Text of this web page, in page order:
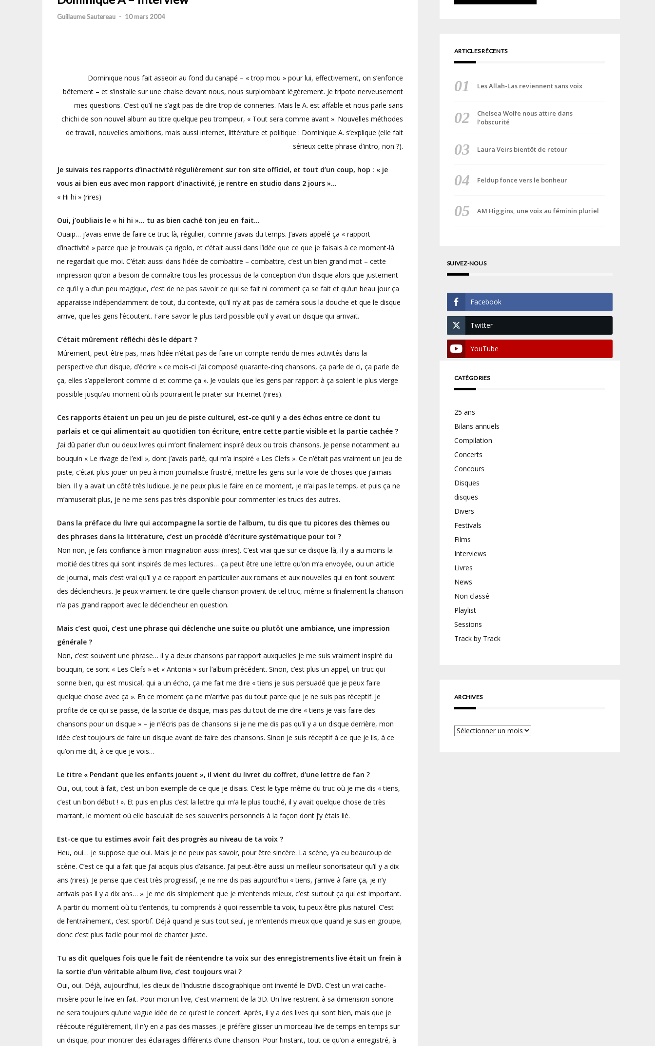
Guillaume Sautereau - 10 mars 2004
Dominique nous fait asseoir au fond du canapé – « trop mou » pour lui, effectivement, on s’enfonce
bêtement – et s’installe sur une chaise devant nous, nous surplombant légèrement. Je tripote nerveusement
mes questions. C’est qu’il ne s’agit pas de dire trop de conneries. Mais le A. est affable et nous parle sans
chichi de son nouvel album au titre quelque peu trompeur, « Tout sera comme avant ». Nouvelles méthodes
de travail, nouvelles ambitions, mais aussi internet, littérature et politique : Dominique A. s’explique (elle fait
sérieux cette phrase d’intro, non ?).
Je suivais tes rapports d’inactivité régulièrement sur ton site officiel, et tout d’un coup, hop : « je
vous ai bien eus avec mon rapport d’inactivité, je rentre en studio dans 2 jours »…
« Hi hi » (rires)
Oui, j’oubliais le « hi hi »… tu as bien caché ton jeu en fait…
Ouaip… j’avais envie de faire ce truc là, régulier, comme j’avais du temps. J’avais appelé ça « rapport
d’inactivité » parce que je trouvais ça rigolo, et c’était aussi dans l’idée que ce que je faisais à ce moment-là
ne regardait que moi. C’était aussi dans l’idée de combattre – combattre, c’est un bien grand mot – cette
impression qu’on a besoin de connaître tous les processus de la conception d’un disque alors que justement
ce qu’il y a d’un peu magique, c’est de ne pas savoir ce qui se fait ni comment ça se fait et qu’un beau jour ça
apparaisse indépendamment de tout, du contexte, qu’il n’y ait pas de caméra sous la douche et que le disque
arrive, que les gens l’écoutent. Faire savoir le plus tard possible qu’il y avait un disque qui arrivait.
C’était mûrement réfléchi dès le départ ?
Mûrement, peut-être pas, mais l’idée n’était pas de faire un compte-rendu de mes activités dans la
perspective d’un disque, d’écrire « ce mois-ci j’ai composé quarante-cinq chansons, ça parle de ci, ça parle de
ça, elles s’appelleront comme ci et comme ça ». Je voulais que les gens par rapport à ça soient le plus vierge
possible jusqu’au moment où ils pourraient le pirater sur Internet (rires).
Ces rapports étaient un peu un jeu de piste culturel, est-ce qu’il y a des échos entre ce dont tu
parlais et ce qui alimentait au quotidien ton écriture, entre cette partie visible et la partie cachée ?
J’ai dû parler d’un ou deux livres qui m’ont finalement inspiré deux ou trois chansons. Je pense notamment au
bouquin « Le rivage de l’exil », dont j’avais parlé, qui m’a inspiré « Les Clefs ». Ce n’était pas vraiment un jeu de
piste, c’était plus jouer un peu à mon journaliste frustré, mettre les gens sur la voie de choses que j’aimais
bien. Il y a avait un côté très ludique. Je ne peux plus le faire en ce moment, je n’ai pas le temps, et puis ça ne
m’amuserait plus, je ne me sens pas très disponible pour commenter les trucs des autres.
Dans la préface du livre qui accompagne la sortie de l’album, tu dis que tu picores des thèmes ou
des phrases dans la littérature, c’est un procédé d’écriture systématique pour toi ?
Non non, je fais confiance à mon imagination aussi (rires). C’est vrai que sur ce disque-là, il y a au moins la
moitié des titres qui sont inspirés de mes lectures… ça peut être une lettre qu’on m’a envoyée, ou un article
de journal, mais c’est vrai qu’il y a ce rapport en particulier aux romans et aux nouvelles qui en font souvent
des déclencheurs. Je peux vraiment te dire quelle chanson provient de tel truc, même si finalement la chanson
n’a pas grand rapport avec le déclencheur en question.
Mais c’est quoi, c’est une phrase qui déclenche une suite ou plutôt une ambiance, une impression
générale ?
Non, c’est souvent une phrase… il y a deux chansons par rapport auxquelles je me suis vraiment inspiré du
bouquin, ce sont « Les Clefs » et « Antonia » sur l’album précédent. Sinon, c’est plus un appel, un truc qui
sonne bien, qui est musical, qui a un écho, ça me fait me dire « tiens je suis persuadé que je peux faire
quelque chose avec ça ». En ce moment ça ne m’arrive pas du tout parce que je ne suis pas réceptif. Je
profite de ce qui se passe, de la sortie de disque, mais pas du tout de me dire « tiens je vais faire des
chansons pour un disque » – je n’écris pas de chansons si je ne me dis pas qu’il y a un disque derrière, mon
idée c’est toujours de faire un disque avant de faire des chansons. Sinon je suis réceptif à ce que je lis, à ce
qu’on me dit, à ce que je vois…
Le titre « Pendant que les enfants jouent », il vient du livret du coffret, d’une lettre de fan ?
Oui, oui, tout à fait, c’est un bon exemple de ce que je disais. C’est le type même du truc où je me dis « tiens,
c’est un bon début ! ». Et puis en plus c’est la lettre qui m’a le plus touché, il y avait quelque chose de très
marrant, le moment où elle basculait de ses souvenirs personnels à la façon dont j’y étais lié.
Est-ce que tu estimes avoir fait des progrès au niveau de ta voix ?
Heu, oui… je suppose que oui. Mais je ne peux pas savoir, pour être sincère. La scène, y’a eu beaucoup de
scène. C’est ce qui a fait que j’ai acquis plus d’aisance. J’ai peut-être aussi un meilleur sonorisateur qu’il y a dix
ans (rires). Je pense que c’est très progressif, je ne me dis pas aujourd’hui « tiens, j’arrive à faire ça, je n’y
arrivais pas il y a dix ans… ». Je me dis simplement que je m’entends mieux, c’est surtout ça qui est important.
A partir du moment où tu t’entends, tu comprends à quoi ressemble ta voix, tu peux être plus naturel. C’est
de l’entraînement, c’est sportif. Déjà quand je suis tout seul, je m’entends mieux que quand je suis en groupe,
donc c’est plus facile pour moi de chanter juste.
Tu as dit quelques fois que le fait de réentendre ta voix sur des enregistrements live était un frein à
la sortie d’un véritable album live, c’est toujours vrai ?
Oui, oui. Déjà, aujourd’hui, les dieux de l’industrie discographique ont inventé le DVD. C’est un vrai cache-
misère pour le live en fait. Pour moi un live, c’est vraiment de la 3D. Un live restreint à sa dimension sonore
ne sera toujours qu’une vague idée de ce qu’est le concert. Après, il y a des lives qui sont bien, mais que je
réécoute régulièrement, il n’y en a pas des masses. Je préfère glisser un morceau live de temps en temps sur
un disque, pour montrer des éclairages différents d’une chanson. Pour l’instant, tout ce qu’on a enregistré, à
ARTICLES RÉCENTS
Les Allah-Las reviennent sans voix
Chelsea Wolfe nous attire dans
l’obscurité
Laura Veirs bientôt de retour
Feldup fonce vers le bonheur
AM Higgins, une voix au féminin pluriel
SUIVEZ-NOUS
Facebook
Twitter
YouTube
CATÉGORIES
25 ans
Bilans annuels
Compilation
Concerts
Concours
Disques
disques
Divers
Festivals
Films
Interviews
Livres
News
Non classé
Playlist
Sessions
Track by Track
ARCHIVES
Archives